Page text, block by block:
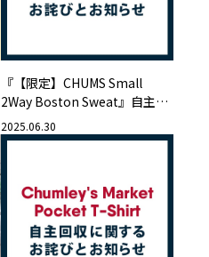
『【限定】CHUMS Small
2Way Boston Sweat』自主回
収に関するお詫びとお知らせ
2025.06.30